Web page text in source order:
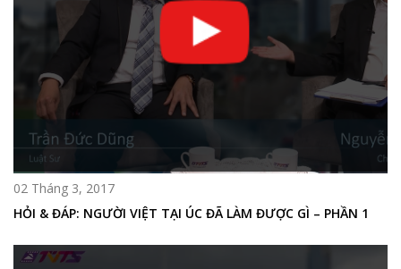
02 Tháng 3, 2017
HỎI & ĐÁP: NGƯỜI VIỆT TẠI ÚC ĐÃ LÀM ĐƯỢC GÌ – PHẦN 1